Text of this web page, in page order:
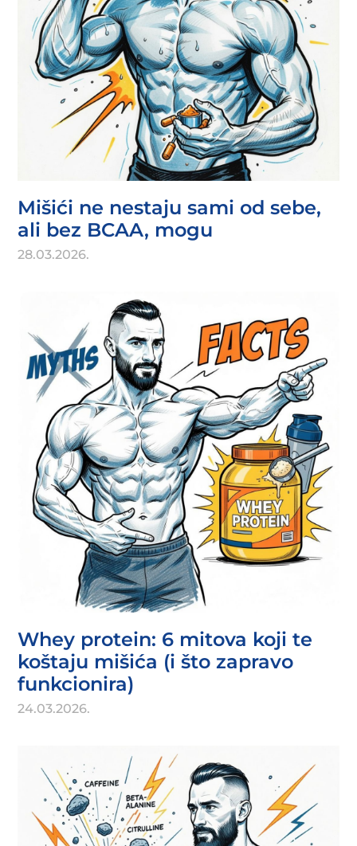
Mišići ne nestaju sami od sebe,
ali bez BCAA, mogu
28.03.2026.
Whey protein: 6 mitova koji te
koštaju mišića (i što zapravo
funkcionira)
24.03.2026.